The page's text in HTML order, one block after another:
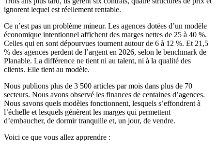
ignorent lequel est réellement rentable.
Ce n’est pas un problème mineur. Les agences dotées d’un modèle
économique intentionnel affichent des marges nettes de 25 à 40 %.
Celles qui en sont dépourvues tournent autour de 6 à 12 %. Et 21,5
% des agences perdent de l’argent en 2026, selon le benchmark de
Planable. La différence ne tient ni au talent, ni à la qualité des
clients. Elle tient au modèle.
Nous publions plus de 3 500 articles par mois dans plus de 70
secteurs. Nous avons observé les finances de centaines d’agences.
Nous savons quels modèles fonctionnent, lesquels s’effondrent à
l’échelle et lesquels génèrent les marges qui permettent
d’embaucher, de dormir tranquille et, un jour, de vendre.
Voici ce que vous allez apprendre :